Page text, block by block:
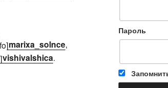
marixa_solnce,
vishivalshica.
Пароль